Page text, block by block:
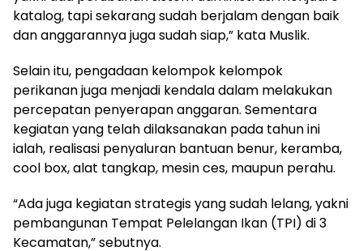
katalog, tapi sekarang sudah berjalam dengan baik
dan anggarannya juga sudah siap,” kata Muslik.
Selain itu, pengadaan kelompok kelompok
perikanan juga menjadi kendala dalam melakukan
percepatan penyerapan anggaran. Sementara
kegiatan yang telah dilaksanakan pada tahun ini
ialah, realisasi penyaluran bantuan benur, keramba,
cool box, alat tangkap, mesin ces, maupun perahu.
“Ada juga kegiatan strategis yang sudah lelang, yakni
pembangunan Tempat Pelelangan Ikan (TPI) di 3
Kecamatan,” sebutnya.